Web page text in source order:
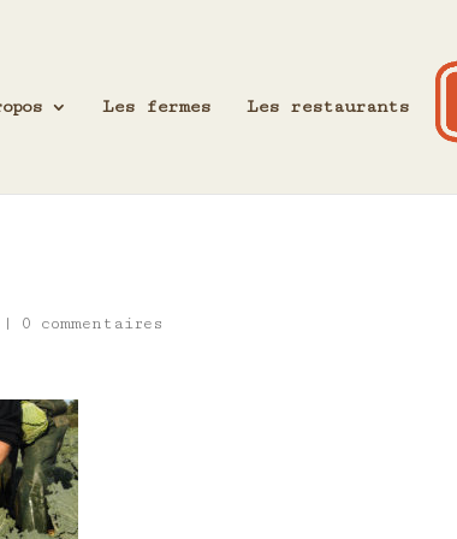
Les fermes Les restaurants
| 0 commentaires